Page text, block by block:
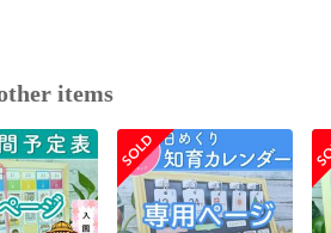
別支援 児童発達支援
癪 多動
語症 発達障害 自閉症
ー ASD ADHD
items